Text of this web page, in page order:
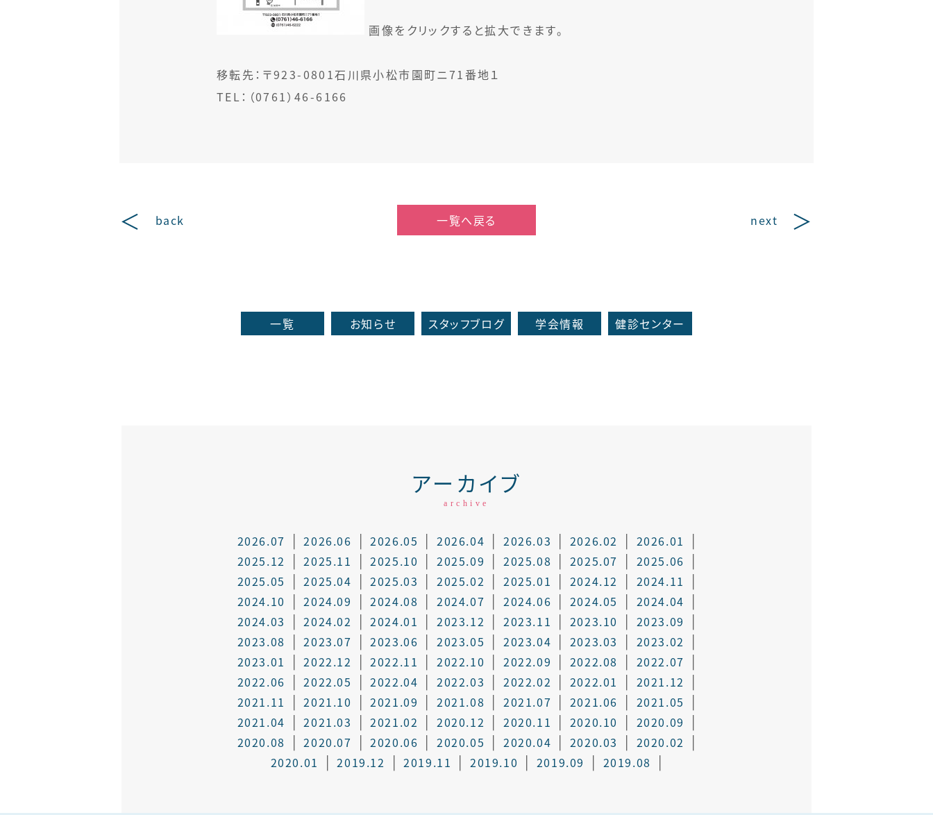
画像をクリックすると拡大できます。
移転先：〒923-0801石川県小松市園町ニ71番地１
TEL：（0761）46-6166
back 一覧へ戻る next
一覧 お知らせ スタッフブログ 学会情報 健診センター
アーカイブ
archive
2026.07 2026.06 2026.05 2026.04 2026.03 2026.02
2026.01
2025.12
2025.11 2025.10 2025.09 2025.08 2025.07
2025.06
2025.05
2025.04 2025.03 2025.02 2025.01 2024.12
2024.11
2024.10
2024.09 2024.08 2024.07 2024.06 2024.05
2024.04
2024.03
2024.02 2024.01 2023.12 2023.11 2023.10
2023.09
2023.08
2023.07 2023.06 2023.05 2023.04 2023.03
2023.02
2023.01
2022.12 2022.11 2022.10 2022.09 2022.08
2022.07
2022.06
2022.05 2022.04 2022.03 2022.02 2022.01
2021.12
2021.11
2021.10 2021.09 2021.08 2021.07 2021.06
2021.05
2021.04
2021.03 2021.02 2020.12 2020.11 2020.10
2020.09
2020.08
2020.07 2020.06 2020.05 2020.04 2020.03
2020.02
2020.01
2019.12 2019.11 2019.10 2019.09 2019.08